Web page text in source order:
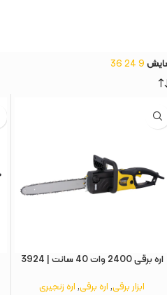
9
24
36
اره برقی 2400 وات 40 سانت | 3924
ابزار برقی,اره برقی,اره زنجیری